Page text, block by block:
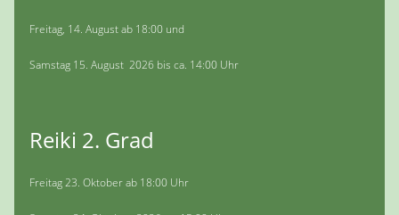
Freitag, 14. August ab 18:00 und
Samstag 15. August 2026 bis ca. 14:00 Uhr
Reiki 2. Grad
Freitag 23. Oktober ab 18:00 Uhr